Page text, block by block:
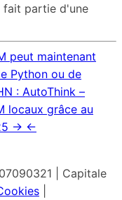
partie d'une
peut maintenant
Python ou de
: AutoThink –
locaux grâce au
→ ←
| Capitale